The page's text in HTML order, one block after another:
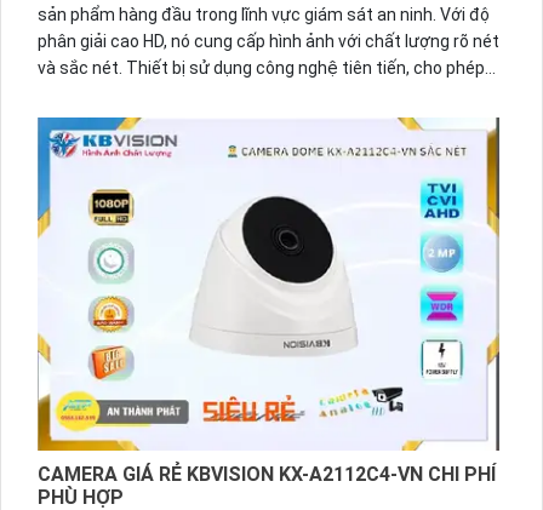
sản phẩm hàng đầu trong lĩnh vực giám sát an ninh. Với độ
phân giải cao HD, nó cung cấp hình ảnh với chất lượng rõ nét
và sắc nét. Thiết bị sử dụng công nghệ tiên tiến, cho phép
năng ghi âm và xem từ xa qua ứng dụng điện thoại di động.
Thiết bị cũng được trang bị các tính năng bổ sung như phát
hiện chuyển động và cảnh báo qua email hoặc ứng dụng
điện thoại. Với thiết kế nhỏ gọn, dễ dàng lắp đặt và thích
ứng với mọi môi trường, thiết bị camera này là lựa chọn lý
tưởng cho việc giám sát an ninh chất lượng cao.
CAMERA GIÁ RẺ KBVISION KX-A2112C4-VN CHI PHÍ
PHÙ HỢP